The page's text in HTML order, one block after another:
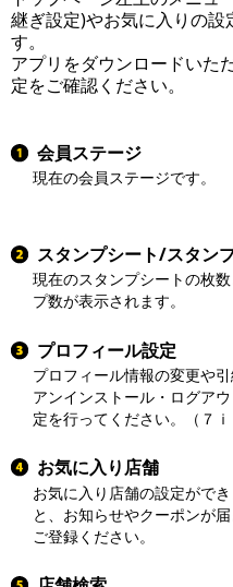
継ぎ設定)やお気に入りの設
す。
アプリをダウンロードいた
定をご確認ください。
会員ステージ
現在の会員ステージです。
スタンプシート/スタン
現在のスタンプシートの枚
プ数が表示されます。
プロフィール設定
プロフィール情報の変更や
アンインストール・ログア
定を行ってください。（７
お気に入り店舗
お気に入り店舗の設定がで
と、お知らせやクーポンが
ご登録ください。